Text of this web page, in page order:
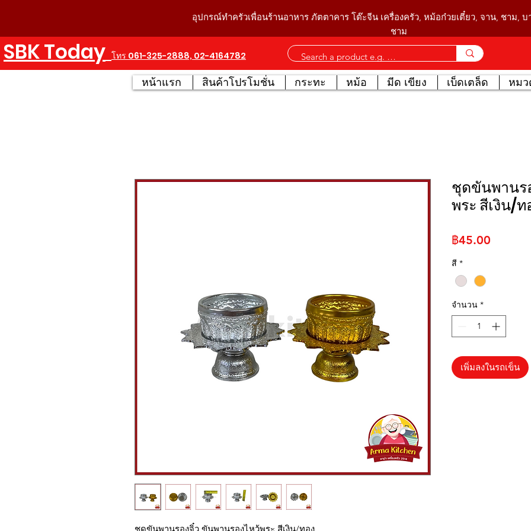
อุปกรณ์ทำครัวเพื่อนร้านอาหาร ภัตตาคาร โต๊ะจีน เครื่องครัว, หม้อก๋วยเตี๋ยว, จาน, ชาม,
ชาม
SBK Today โทร 061-325-2888, 02-4164782
หน้าแรก สินค้าโปรโมชั่น กระทะ หม้อ มีด เขียง เบ็ดเตล็ด หม
ชุดขันพานร
พระ สีเงิน/ท
฿45.00
สี *
จำนวน *
เพิ่มลงในรถเข็น